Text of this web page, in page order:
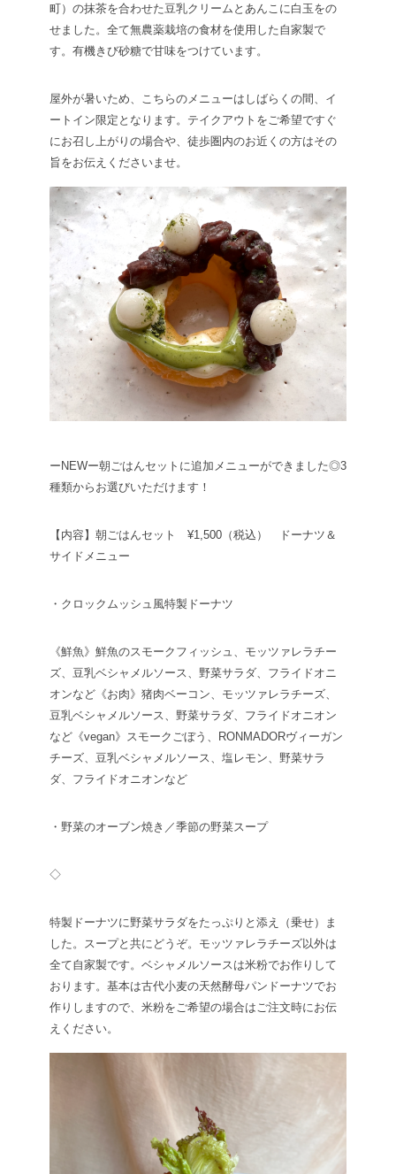
町）の抹茶を合わせた豆乳クリームとあんこに白玉をの
せました。全て無農薬栽培の食材を使用した自家製で
す。有機きび砂糖で甘味をつけています。
屋外が暑いため、こちらのメニューはしばらくの間、イ
ートイン限定となります。テイクアウトをご希望ですぐ
にお召し上がりの場合や、徒歩圏内のお近くの方はその
旨をお伝えくださいませ。
ーNEWー朝ごはんセットに追加メニューができました◎3
種類からお選びいただけます！
【内容】朝ごはんセット ¥1,500（税込） ドーナツ＆
サイドメニュー
・クロックムッシュ風特製ドーナツ
《鮮魚》 鮮魚のスモークフィッシュ、モッツァレラチー
ズ、豆乳ベシャメルソース、野菜サラダ、フライドオニ
オンなど 《お肉》 猪肉ベーコン、モッツァレラチーズ、
豆乳ベシャメルソース、野菜サラダ、フライドオニオン
など 《vegan》 スモークごぼう、RONMADORヴィーガン
チーズ、豆乳ベシャメルソース、塩レモン、野菜サラ
ダ、フライドオニオンなど
・野菜のオーブン焼き／季節の野菜スープ
◇
特製ドーナツに野菜サラダをたっぷりと添え（乗せ）ま
した。スープと共にどうぞ。モッツァレラチーズ以外は
全て自家製です。ベシャメルソースは米粉でお作りして
おります。基本は古代小麦の天然酵母パンドーナツでお
作りしますので、米粉をご希望の場合はご注文時にお伝
えください。